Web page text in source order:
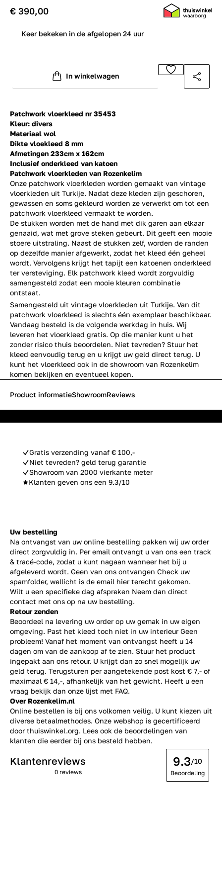
Patchwork vloerkleed nr 35453
Kleur: divers
Materiaal wol
Dikte vloekleed 8 mm
Afmetingen 233cm x 162cm
Inclusief onderkleed van katoen
Patchwork vloerkleden van Rozenkelim
Onze patchwork vloerkleden worden gemaakt van vintage
vloerkleden uit Turkije. Nadat deze kleden zijn geschoren,
gewassen en soms gekleurd worden ze verwerkt om tot een
patchwork vloerkleed vermaakt te worden.
De stukken worden met de hand met dik garen aan elkaar
genaaid, wat met grove steken gebeurt. Dit geeft een mooie
stoere uitstraling. Naast de stukken zelf, worden de randen
op dezelfde manier afgewerkt, zodat het kleed één geheel
wordt. Vervolgens krijgt het tapijt een katoenen onderkleed
ter versteviging. Elk patchwork kleed wordt zorgvuldig
samengesteld zodat een mooie kleuren combinatie
ontstaat.
€ 390,00
Keer bekeken in de afgelopen 24 uur
In winkelwagen
Samengesteld uit vintage vloerkleden uit Turkije. Van dit
patchwork vloerkleed is slechts één exemplaar beschikbaar.
Vandaag besteld is de volgende werkdag in huis. Wij
leveren het vloerkleed gratis. Op die manier kunt u het
zonder risico thuis beoordelen. Niet tevreden? Stuur het
kleed eenvoudig terug en u krijgt uw geld direct terug. U
kunt het vloerkleed ook in de showroom van Rozenkelim
komen bekijken en eventueel kopen.
Gratis verzending vanaf € 100,-
Niet tevreden? geld terug garantie
Showroom van 2000 vierkante meter
Klanten geven ons een 9.3/10
Product informatieShowroomReviews
Uw bestelling
Na ontvangst van uw online bestelling pakken wij uw order
direct zorgvuldig in. Per email ontvangt u van ons een track
& tracé-code, zodat u kunt nagaan wanneer het bij u
afgeleverd wordt. Geen van ons ontvangen Check uw
spamfolder, wellicht is de email hier terecht gekomen.
Wilt u een specifieke dag afspreken Neem dan direct
contact met ons op na uw bestelling.
Retour zenden
Beoordeel na levering uw order op uw gemak in uw eigen
omgeving. Past het kleed toch niet in uw interieur Geen
probleem! Vanaf het moment van ontvangst heeft u 14
dagen om van de aankoop af te zien. Stuur het product
ingepakt aan ons retour. U krijgt dan zo snel mogelijk uw
geld terug. Terugsturen per aangetekende post kost € 7,- of
maximaal € 14,-, afhankelijk van het gewicht. Heeft u een
vraag bekijk dan onze lijst met FAQ.
Over Rozenkelim.nl
Online bestellen is bij ons volkomen veilig. U kunt kiezen uit
diverse betaalmethodes. Onze webshop is gecertificeerd
door thuiswinkel.org. Lees ook de beoordelingen van
klanten die eerder bij ons besteld hebben.
Klantenreviews
0 reviews
9.3/10
Beoordeling